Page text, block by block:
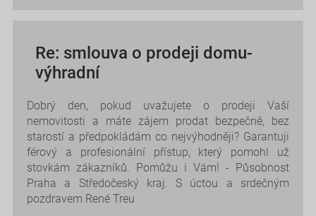
Re: smlouva o prodeji domu-
výhradní
Dobrý den, pokud uvažujete o prodeji Vaší
nemovitosti a máte zájem prodat bezpečně, bez
starostí a předpokládám co nejvýhodněji? Garantuji
férový a profesionální přístup, který pomohl už
stovkám zákazníků. Pomůžu i Vám! - Působnost
Praha a Středočeský kraj. S úctou a srdečným
pozdravem René Treu